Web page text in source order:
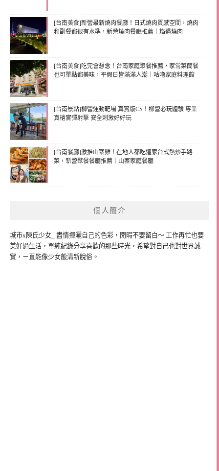
[台南美食]新營最新燒肉餐廳！日式燒肉質感空間，燒肉
和副餐都很有水準，新營燒肉餐廳推薦｜焰遇燒肉
[台南美食]吃完會想念！台南家庭聚餐推薦，家常菜簡餐
也可單點都美味，平假日皆滿滿人潮｜咕嚕家庭料理館
[台南景點]柳營運動靶場 真實版CS！柳營必玩體驗 專業
真槍實彈射擊 安全刺激好好玩
[台南餐廳]激推山寨雞！在地人都吃這家台式熱炒手路
菜，新營聚餐餐廳推薦｜山寨家庭餐廳
個人簡介
城市x陳氏少女_ 盡情揮灑自己的色彩，閒暇不要留白～ 工作再忙也要
美好過生活，單純紀錄分享喜歡的那些時光，希望對自己也對世界誠
實，ㄧ直能像少女般清新脫俗。